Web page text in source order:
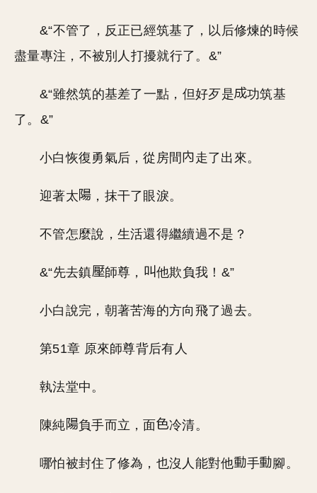
&“不管了，反正已經筑基了，以后修煉的時候
盡量專注，不被別人打擾就行了。&”
&“雖然筑的基差了一點，但好歹是
功筑基
了。&”
小白恢復勇氣后，從房間 走了出來。
迎著太 ，抹干了眼淚。
不管怎麼說，生活還得繼續過不是？
&“先去鎮 師尊， 他欺負我！&”
小白說完，朝著苦海的方向飛了過去。
第51章 原來師尊背后有人
執法堂中。
陳純 負手而立，面 冷清。
哪怕被封住了修為，也沒人能對他 手 腳。